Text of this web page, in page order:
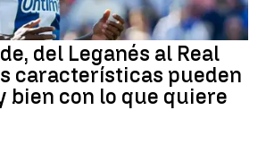
del Leganés al Real
características pueden
bien con lo que quiere